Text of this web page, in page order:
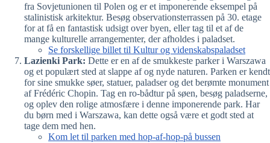
fra Sovjetunionen til Polen og er et imponerende eksempel på
stalinistisk arkitektur. Besøg observationsterrassen på 30. etage
for at få en fantastisk udsigt over byen, eller tag til et af de
mange kulturelle arrangementer, der afholdes i paladset.
Se forskellige billet til Kultur og videnskabspaladset
Lazienki Park: Dette er en af de smukkeste parker i Warszawa
og et populært sted at slappe af og nyde naturen. Parken er kendt
for sine smukke søer, statuer, paladser og det berømte monument
af Frédéric Chopin. Tag en ro-bådtur på søen, besøg paladserne,
og oplev den rolige atmosfære i denne imponerende park. Har
du børn med i Warszawa, kan dette også være et godt sted at
tage dem med hen.
Kom let til parken med hop-af-hop-på bussen